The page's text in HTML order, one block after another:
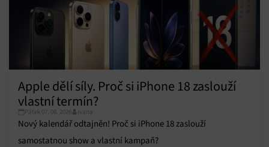
Funkce Vždy aktivní
Přiřazování a kombinování údajů z jiných zdrojů
údajů, Propojení různých zařízení, Identifikace
zařízení na základě automaticky přenášených
Zajištění bezpečnosti, předcházení a zjišťování
podvodů a odstraňování chyb, Poskytování a
zobrazování reklamy a obsahu, Ukládání a sdělování
Apple dělí síly. Proč si iPhone 18 zaslouží
vlastní termín?
Pátek 07. 08. 2026 Ivana
Nový kalendář odtajněn! Proč si iPhone 18 zaslouží
samostatnou show a vlastní kampaň?